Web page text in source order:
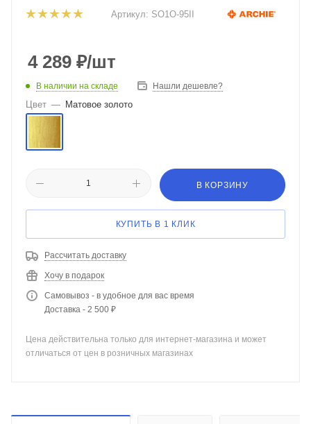
Артикул: SО1О-95II
4 289 ₽/шт
В наличии на складе Нашли дешевле?
Цвет — Матовое золото
В КОРЗИНУ
КУПИТЬ В 1 КЛИК
Рассчитать доставку
Хочу в подарок
Самовывоз - в удобное для вас время
Доставка - 2 500 ₽
Цена действительна только для интернет-магазина и может
отличаться от цен в розничных магазинах